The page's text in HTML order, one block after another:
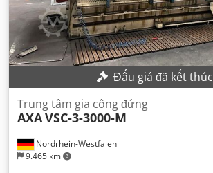
Đấu giá đã kết thúc
Nordrhein-Westfalen
9.465 km
Trung tâm gia công đứng
AXAVSC-3-3000-M